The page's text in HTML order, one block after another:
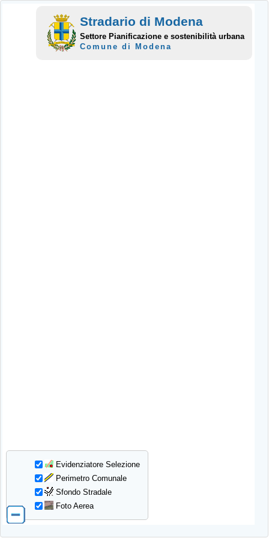
Evidenziatore Selezione
Perimetro Comunale
Sfondo Stradale
Foto Aerea
Stradario di Modena
Settore Pianificazione e sostenibilità urbana
Comune di Modena